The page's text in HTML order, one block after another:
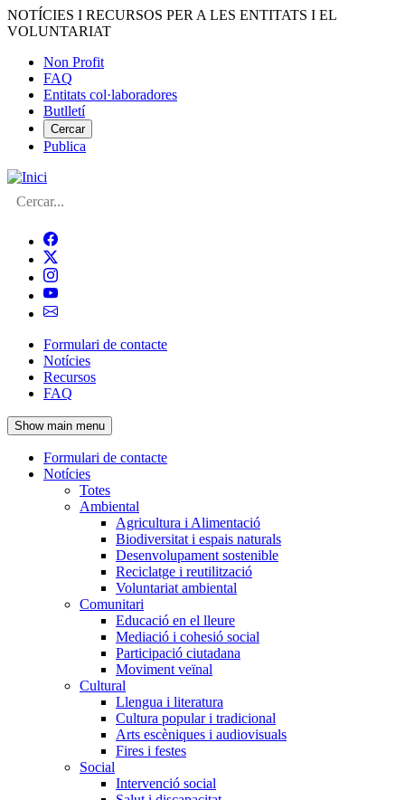
Vés
al
NOTÍCIES I RECURSOS PER A LES ENTITATS I EL
VOLUNTARIAT
Menú
del
compte
d'usuari
Non Profit
FAQ
Entitats col·laboradores
Butlletí
Cercar
Publica
Cerca
Navegació
principal
de
l'encapçalament
Formulari de contacte
Notícies
Recursos
FAQ
Show main menu
Navegació
principal
Formulari de contacte
Notícies
Totes
Ambiental
Agricultura i Alimentació
Biodiversitat i espais naturals
Desenvolupament sostenible
Reciclatge i reutilització
Voluntariat ambiental
Comunitari
Educació en el lleure
Mediació i cohesió social
Participació ciutadana
Moviment veïnal
Cultural
Llengua i literatura
Cultura popular i tradicional
Arts escèniques i audiovisuals
Fires i festes
Social
Intervenció social